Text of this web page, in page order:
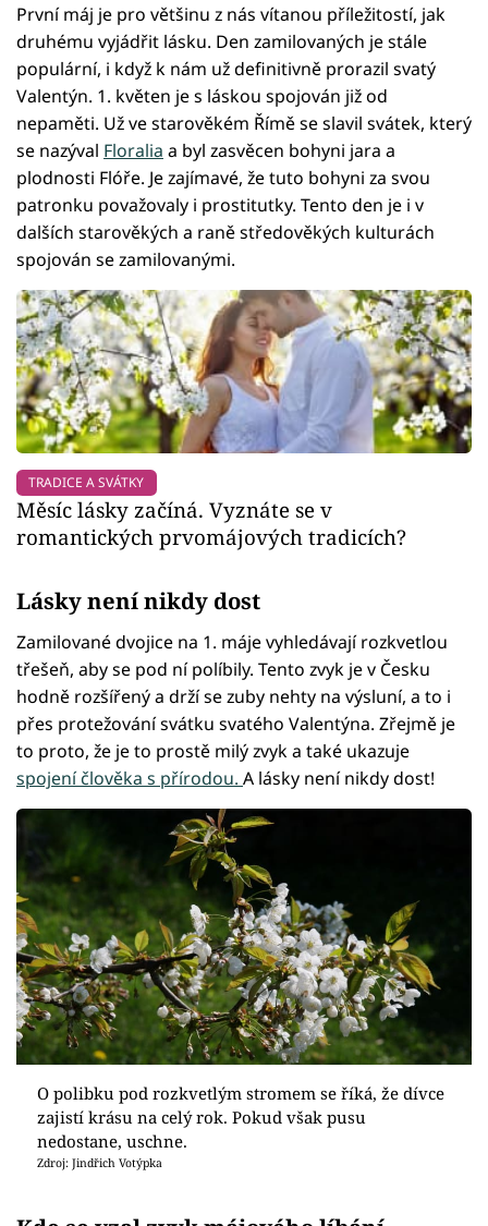
První máj je pro většinu z nás vítanou příležitostí, jak
druhému vyjádřit lásku. Den zamilovaných je stále
populární, i když k nám už definitivně prorazil svatý
Valentýn. 1. květen je s láskou spojován již od
nepaměti. Už ve starověkém Římě se slavil svátek, který
se nazýval Floralia a byl zasvěcen bohyni jara a
plodnosti Flóře. Je zajímavé, že tuto bohyni za svou
patronku považovaly i prostitutky. Tento den je i v
dalších starověkých a raně středověkých kulturách
spojován se zamilovanými.
TRADICE A SVÁTKY
Měsíc lásky začíná. Vyznáte se v
romantických prvomájových tradicích?
Lásky není nikdy dost
Zamilované dvojice na 1. máje vyhledávají rozkvetlou
třešeň, aby se pod ní políbily. Tento zvyk je v Česku
hodně rozšířený a drží se zuby nehty na výsluní, a to i
přes protežování svátku svatého Valentýna. Zřejmě je
to proto, že je to prostě milý zvyk a také ukazuje
spojení člověka s přírodou. A lásky není nikdy dost!
O polibku pod rozkvetlým stromem se říká, že dívce
zajistí krásu na celý rok. Pokud však pusu
nedostane, uschne.
Zdroj: Jindřich Votýpka